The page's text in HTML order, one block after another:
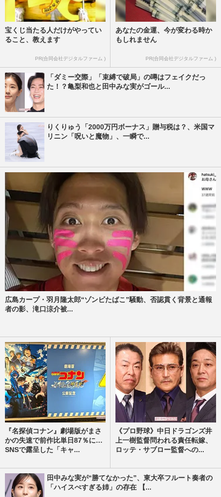
宝くじ当たる人だけがやってい
ること、教えます
PR(合同会社デジタルファーム )
あなたの金運、今が変わる時か
もしれません
PR(合同会社デジタルファーム )
「ダミー交際」「束縛で破局」の噂はフェイクだっ
た！？亀梨和也と田中みな実がゴール...
りくりゅう「2000万円ボーナス」贈与税は？、米国マ
リニン「呪いと魔物」、一瞬で...
広島カープ・羽月隆太郎“ゾンビたばこ”騒動、否認貫く背景と通報
者の影、滝口涼介被...
『名探偵コナン』劇場版がまさ
かの失速で前作比単日87％に…
SNSで露呈した「キャ...
《プロ野球》中日ドラゴンズ井
上一樹監督問われる責任転嫁、
ロッテ・サブロー監督への...
田中みな実が“勝てなかった”、東大卒フルート奏者の
「ハイスぺすぎる姉」の存在 【...